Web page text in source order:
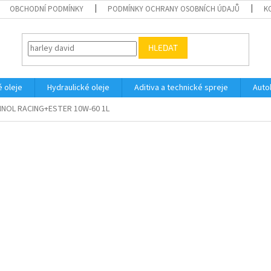
OBCHODNÍ PODMÍNKY PODMÍNKY OCHRANY OSOBNÍCH ÚDAJŮ
HLEDAT
oleje Hydraulické oleje Aditiva a technické spreje
RACING+ESTER 10W-60 1L